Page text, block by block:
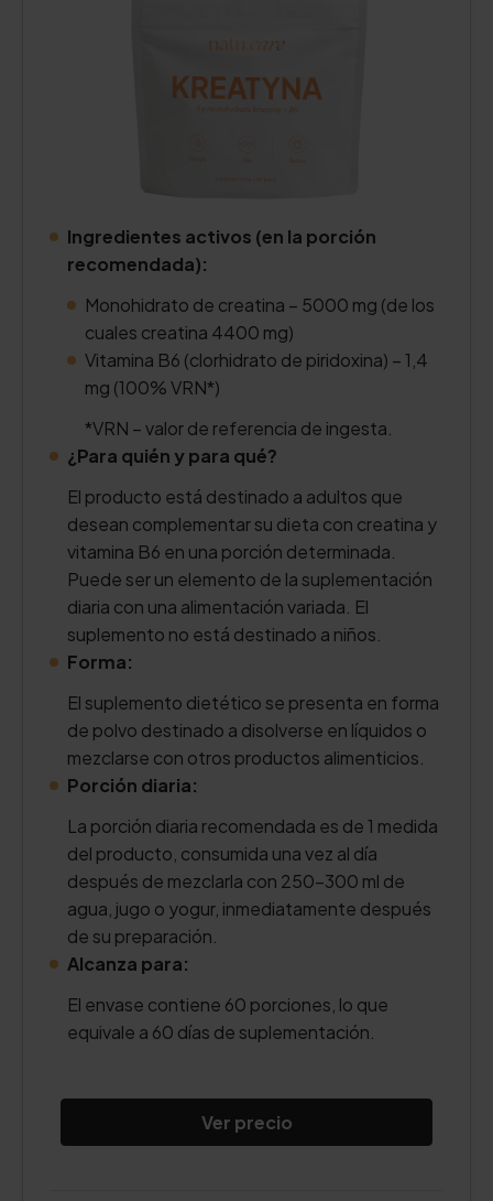
Ingredientes activos (en la porción
recomendada):
Monohidrato de creatina – 5000 mg (de los
cuales creatina 4400 mg)
Vitamina B6 (clorhidrato de piridoxina) – 1,4
mg (100% VRN*)
*VRN – valor de referencia de ingesta.
¿Para quién y para qué?
El producto está destinado a adultos que
desean complementar su dieta con creatina y
vitamina B6 en una porción determinada.
Puede ser un elemento de la suplementación
diaria con una alimentación variada. El
suplemento no está destinado a niños.
Forma:
El suplemento dietético se presenta en forma
de polvo destinado a disolverse en líquidos o
mezclarse con otros productos alimenticios.
Porción diaria:
La porción diaria recomendada es de 1 medida
del producto, consumida una vez al día
después de mezclarla con 250–300 ml de
agua, jugo o yogur, inmediatamente después
de su preparación.
Alcanza para:
El envase contiene 60 porciones, lo que
equivale a 60 días de suplementación.
Ver precio